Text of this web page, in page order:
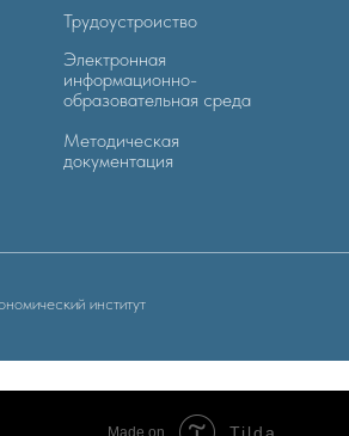
институт
Трудоустроиство
Методическая
документация
Электронная
информационно-
образовательная среда
Made on